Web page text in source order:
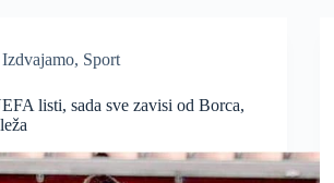
Izdvajamo, Sport
listi, sada sve zavisi od Borca,